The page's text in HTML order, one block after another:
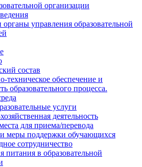
организации
органы управления образовательной
состав
техническое обеспечение и
образовательного процесса.
услуги
деятельность
для приема/перевода
меры поддержки обучающихся
сотрудничество
питания в образовательной